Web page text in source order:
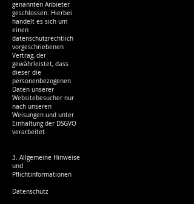
genannten Anbieter
geschlossen. Hierbei
handelt es sich um
einen
datenschutzrechtlich
vorgeschriebenen
Vertrag, der
gewährleistet, dass
dieser die
personenbezogenen
Daten unserer
Websitebesucher nur
nach unseren
Weisungen und unter
Einhaltung der DSGVO
verarbeitet.
3. Allgemeine Hinweise
und
Pflichtinformationen
Datenschutz